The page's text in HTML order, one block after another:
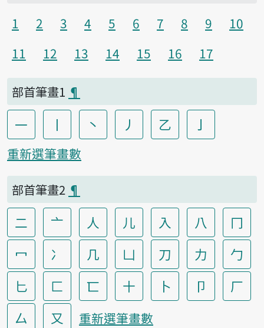
1
2 3 4 5 6 7 8 9
10
11
12 13 14 15 16 17
部首筆畫1 ¶
一 丨 丶 丿 乙 亅
重新選筆畫數
部首筆畫2 ¶
二 亠 人 儿 入 八
冂
冖
冫 几 凵 刀 力
勹
匕
匚 匸 十 卜 卩
厂
厶
又 重新選筆畫數